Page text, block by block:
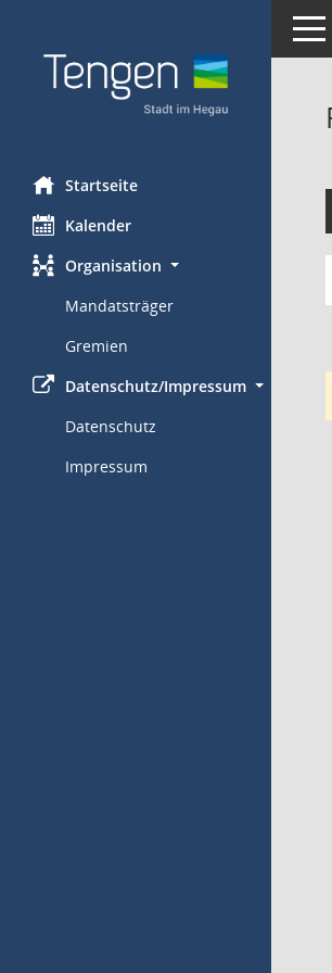
Startseite
Kalender
Organisation
Mandatsträger
Gremien
Datenschutz/Impressum
Datenschutz
Impressum